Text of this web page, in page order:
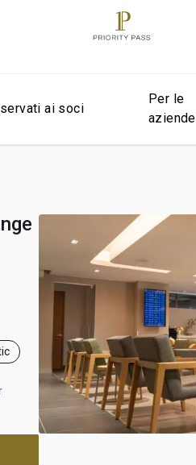
ai soci
Per le
aziende